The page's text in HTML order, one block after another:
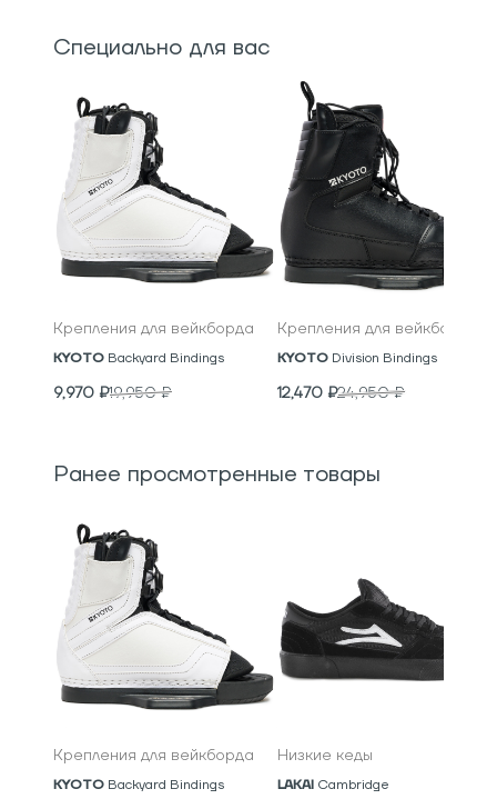
Специально для вас
Крепления для вейкборда
KYOTO Backyard Bindings
9,970 ₽19,950₽
Крепления для вейкборда
KYOTO Division Bindings
12,470 ₽24,950₽
Ранее просмотренные товары
Крепления для вейкборда
KYOTO Backyard Bindings
Низкие кеды
LAKAI Cambridge